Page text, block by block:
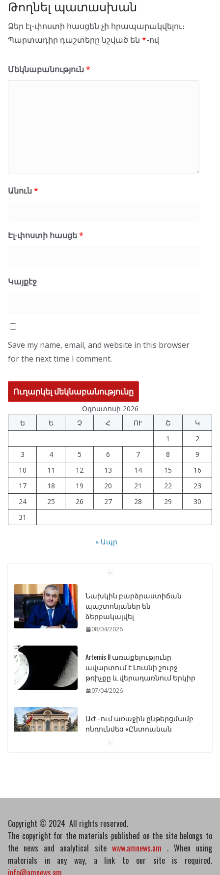
Թողնել պատասխան
Ձեր էլ-փոստի հասցեն չի հրապարակվելու։
Պարտադիր դաշտերը նշված են *-ով
Մեկնաբանություն*
Անուն*
Էլ-փոստի հասցե*
Կայքէջ
Save my name, email, and website in this browser
for the next time I comment.
Օգոստոսի 2026
Ե
Ե Չ Հ ՈՒ Շ
Կ
1
2
3
4 5 6 7 8
9
10
11 12 13 14 15
16
17
18 19 20 21 22
23
24
25 26 27 28 29
30
31
« Ապր
Artemis II առաքելությունը
ավարտում է Լուսնի շուրջ
թռիչքը և վերադառնում Երկիր
07/04/2026
ԱԺ–ում առաջին ընթերցմամբ
ընդունվեց «Ընտրական
օրենսգրքի» փոփոխության
նախագիծը
Դատախազությունը
պաշտոնյաներ են
ձերբակալվել
08/04/2026
Copyright © 2024 All rights reserved.
The copyright for the materials published on the site belongs to
the news and analytical site www.amnews.am . When using
materials in any way, a link to our site is required.